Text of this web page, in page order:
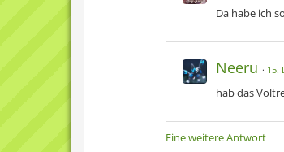
Felia
Da habe ich
Neeru 15.
hab das
Eine weitere Antwort